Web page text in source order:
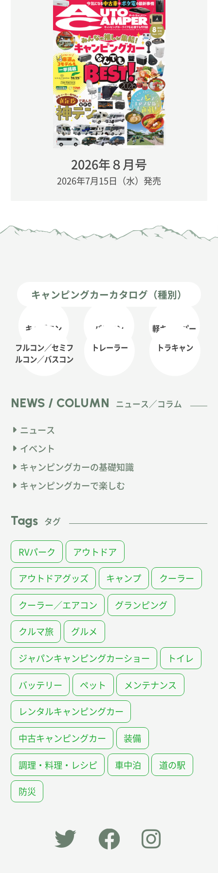
2026年８月号
2026年7月15日（水）発売
キャンピングカーカタログ（種別）
キャブコン バンコン
軽キャンパー
フルコン／セミフ
ルコン／バスコン
トレーラー トラキャン
NEWS / COLUMN ニュース／コラム
ニュース
イベント
キャンピングカーの基礎知識
キャンピングカーで楽しむ
Tags タグ
RVパーク アウトドア
アウトドアグッズ キャンプ クーラー
クーラー／エアコン グランピング
クルマ旅 グルメ
ジャパンキャンピングカーショー トイレ
バッテリー ペット メンテナンス
レンタルキャンピングカー
中古キャンピングカー 装備
調理・料理・レシピ 車中泊 道の駅
防災